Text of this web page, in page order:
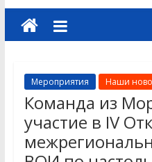
Мероприятия Наши
Команда из
участие в IV